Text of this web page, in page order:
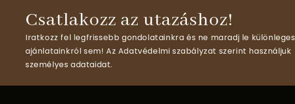
Csatlakozz az utazáshoz!
Iratkozz fel legfrissebb gondolatainkra és ne maradj le különleges
ajánlatainkról sem! Az Adatvédelmi szabályzat szerint használjuk
személyes adataidat.